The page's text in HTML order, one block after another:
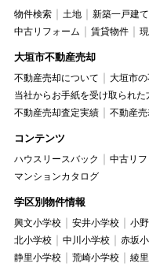
物件検索 土地 新築一戸建て
中古リフォーム
賃貸物件
大垣市不動産売却
不動産売却について
大垣市
当社からお手紙を受け取られた
不動産売却査定実績
不動産
コンテンツ
ハウスリースバック 中古リ
マンションカタログ
学区別物件情報
興文小学校 安井小学校 小
北小学校
中川小学校 赤坂
静里小学校
荒崎小学校 綾